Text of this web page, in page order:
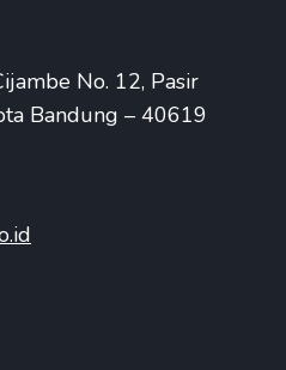
No. 12, Pasir
Bandung – 40619